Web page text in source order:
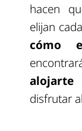
hacen
elijan
cómo
alojarte
disfrutar